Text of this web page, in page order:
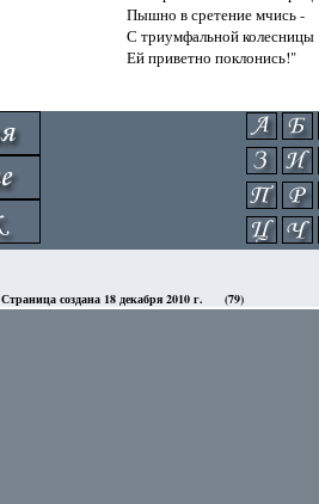
Страница создана 18 декабря 2010 г. (79)